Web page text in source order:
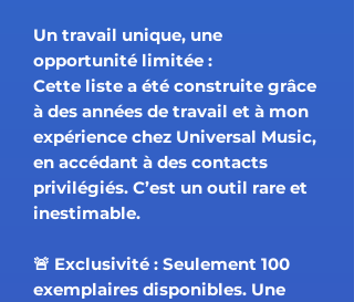
Un travail unique, une
opportunité limitée :
Cette liste a été construite grâce
à des années de travail et à mon
expérience chez Universal Music,
en accédant à des contacts
privilégiés. C’est un outil rare et
inestimable.
🚨 Exclusivité : Seulement 100
exemplaires disponibles. Une